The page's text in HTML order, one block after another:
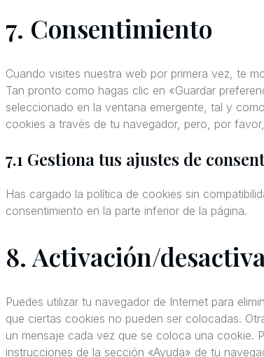
maps
to
service
varios
7. Consentimiento
Cuando visites nuestra web por primera vez, te
Tan pronto como hagas clic en «Guardar
seleccionado en la ventana emergente, tal y
cookies a través de tu navegador, pero, por
7.1 Gestiona tus ajustes de
Has cargado la política de cookies sin
consentimiento en la parte inferior de la página.
8. Activación/
Puedes utilizar tu navegador de Internet para
que ciertas cookies no pueden ser colocadas.
un mensaje cada vez que se coloca una cookie.
instrucciones de la sección «Ayuda» de tu